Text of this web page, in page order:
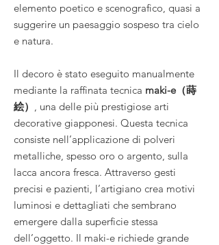
elemento poetico e scenografico, quasi a
suggerire un paesaggio sospeso tra cielo
e natura.
Il decoro è stato eseguito manualmente
mediante la raffinata tecnica maki-e（蒔
絵） , una delle più prestigiose arti
decorative giapponesi. Questa tecnica
consiste nell’applicazione di polveri
metalliche, spesso oro o argento, sulla
lacca ancora fresca. Attraverso gesti
precisi e pazienti, l’artigiano crea motivi
luminosi e dettagliati che sembrano
emergere dalla superficie stessa
dell’oggetto. Il maki-e richiede grande